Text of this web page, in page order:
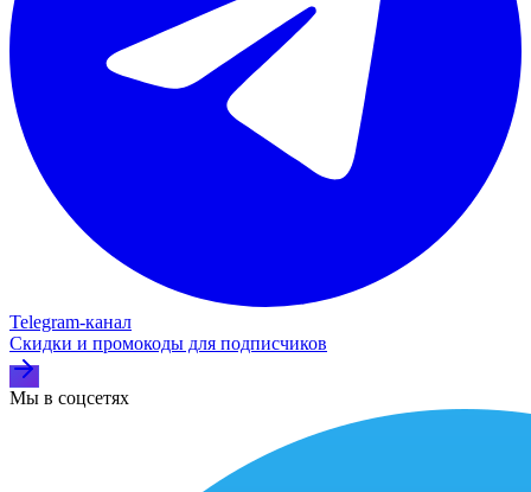
Telegram‑канал
Скидки и промокоды для подписчиков
Мы в соцсетях